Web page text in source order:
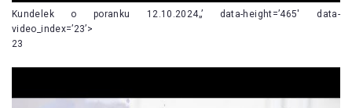
Kundelek o poranku 12.10.2024„’ data-height=’465′ data-
video_index=’23’>
23